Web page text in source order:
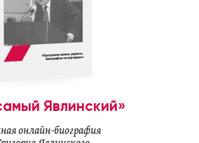
Явлинский»
онлайн-биография